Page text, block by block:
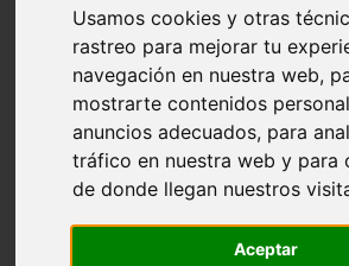
Usamos cookies y otras
rastreo para mejorar tu
navegación en nuestra web,
mostrarte contenidos
anuncios adecuados, para
tráfico en nuestra web y para
de donde llegan nuestros
Aceptar
c provincias
c rio negro
c santa fe
c tierra de fuego
c tucuman
c zona austral
carmen
category
destinos
gijon
lanzarote